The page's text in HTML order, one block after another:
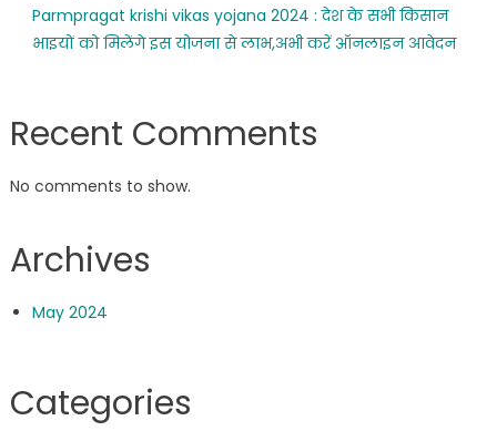
Parmpragat krishi vikas yojana 2024 : देश के सभी किसान
भाइयों को मिलेंगे इस योजना से लाभ,अभी करें ऑनलाइन आवेदन
Recent Comments
No comments to show.
Archives
May 2024
Categories